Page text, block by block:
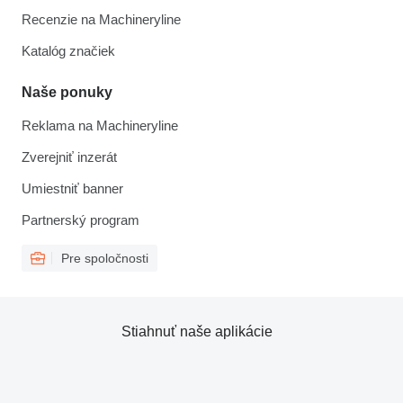
Recenzie na Machineryline
Katalóg značiek
Naše ponuky
Reklama na Machineryline
Zverejniť inzerát
Umiestniť banner
Partnerský program
Pre spoločnosti
Stiahnuť naše aplikácie